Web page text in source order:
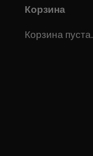
Корзина
Корзина пуста.